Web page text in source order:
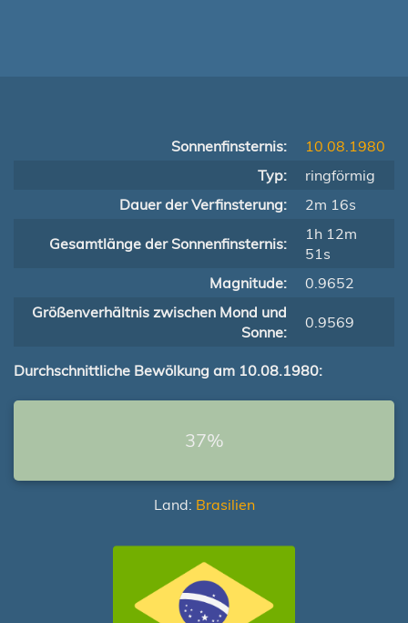
Sonnenfinsternis:
10.08.1980
Typ:
ringförmig
Dauer der Verfinsterung:
2m 16s
Gesamtlänge der Sonnenfinsternis:
1h 12m
51s
Magnitude:
0.9652
Größenverhältnis zwischen Mond und
Sonne:
0.9569
Durchschnittliche Bewölkung am 10.08.1980:
37%
Land: Brasilien